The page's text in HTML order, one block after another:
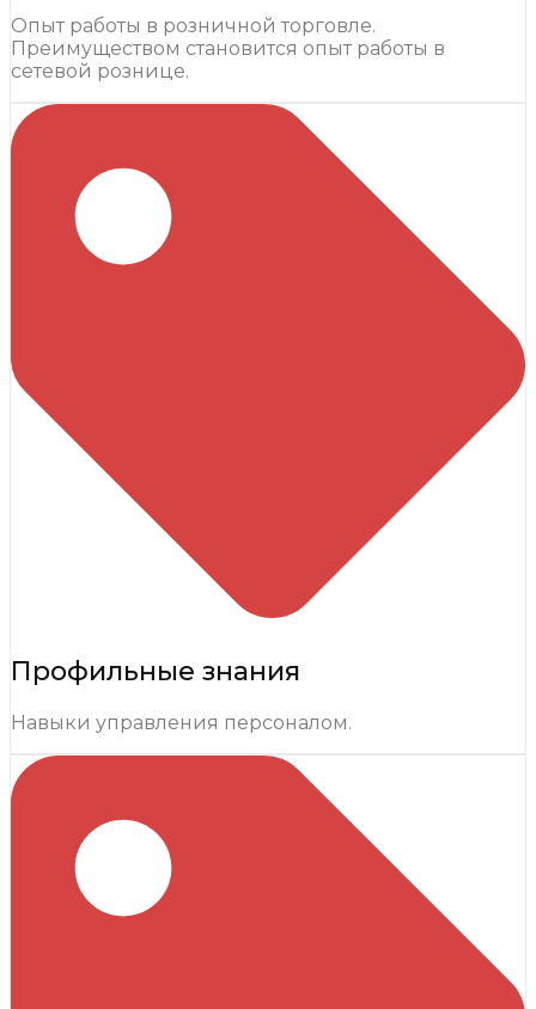
Опыт работы в розничной торговле.
Преимуществом становится опыт работы в
сетевой рознице.
Профильные знания
Навыки управления персоналом.